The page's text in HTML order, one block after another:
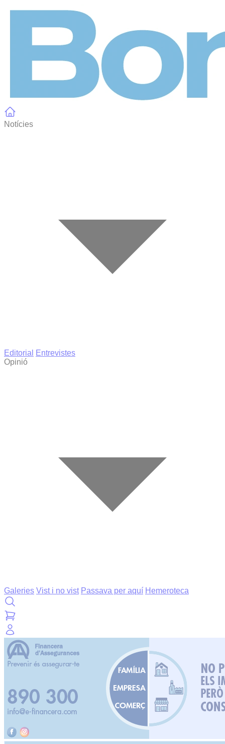
Notícies
Editorial
Entrevistes
Opinió
Galeries Vist i no vist Passava per aquí Hemeroteca